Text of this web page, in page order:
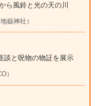
ら風鈴と光の天の川
嶽神社）
談と呪物の物証を展示
）